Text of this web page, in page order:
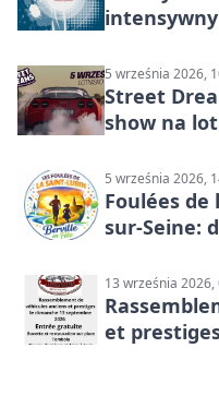
5 września 2026,
Street
show na
5 września 2026,
Foulées
sur-Seine:
13 września 2026,
et